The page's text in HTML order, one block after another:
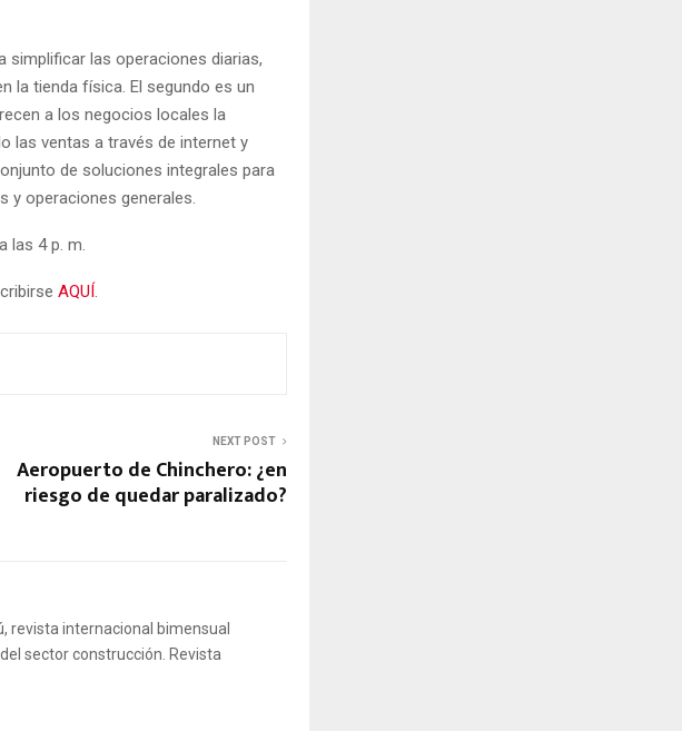
simplificar las operaciones diarias,
la tienda física. El segundo es un
a los negocios locales la
las ventas a través de internet y
de soluciones integrales para
y operaciones generales.
las 4 p. m.
AQUÍ
NEXT POST
Aeropuerto de Chinchero: ¿en
riesgo de quedar paralizado?
revista internacional bimensual
sector construcción. Revista